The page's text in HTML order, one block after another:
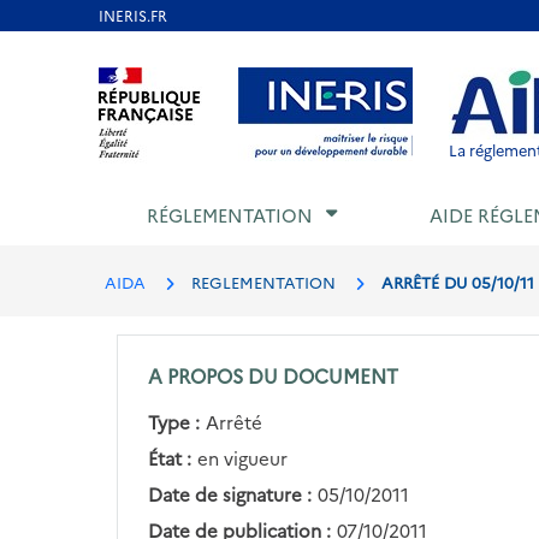
Aller au contenu Aller au menu Aller au
La
RÉGLEMENTATION AIDE
AIDA REGLEMENTATION ARRÊTÉ DU 05/10/
A PROPOS DU DOCUMENT
Type : Arrêté
État : en vigueur
Date de signature : 05/10/2011
Date de publication : 07/10/2011